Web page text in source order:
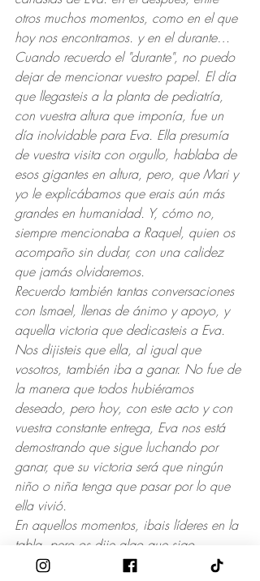
otros muchos momentos, como en el que
hoy nos encontramos. y en el durante…
Cuando recuerdo el "durante", no puedo
dejar de mencionar vuestro papel. El día
que llegasteis a la planta de pediatría,
con vuestra altura que imponía, fue un
día inolvidable para Eva. Ella presumía
de vuestra visita con orgullo, hablaba de
esos gigantes en altura, pero, que Mari y
yo le explicábamos que erais aún más
grandes en humanidad. Y, cómo no,
siempre mencionaba a Raquel, quien os
acompaño sin dudar, con una calidez
que jamás olvidaremos.
Recuerdo también tantas conversaciones
con Ismael, llenas de ánimo y apoyo, y
aquella victoria que dedicasteis a Eva.
Nos dijisteis que ella, al igual que
vosotros, también iba a ganar. No fue de
la manera que todos hubiéramos
deseado, pero hoy, con este acto y con
vuestra constante entrega, Eva nos está
demostrando que sigue luchando por
ganar, que su victoria será que ningún
niño o niña tenga que pasar por lo que
ella vivió.
En aquellos momentos, ibais líderes en la
tabla, pero os dije algo que sigo
creyendo: vuestro verdadero liderazgo